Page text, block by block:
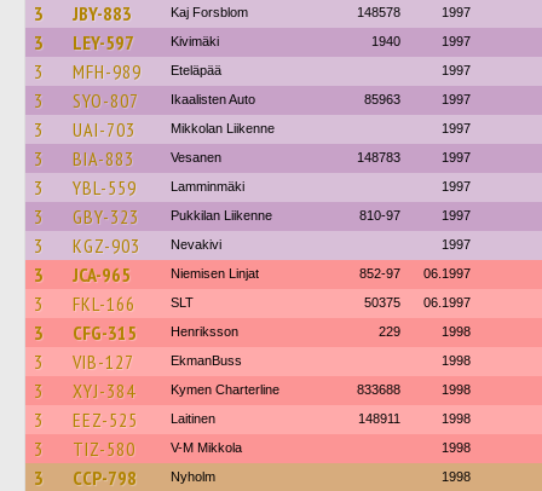
3 JBY-883 Kaj Forsblom 148578 1997
3 LEY-597 Kivimäki 1940 1997
3 MFH-989 Eteläpää 1997
3 SYO-807 Ikaalisten Auto 85963 1997
3 UAI-703 Mikkolan Liikenne 1997
3 BIA-883 Vesanen 148783 1997
3 YBL-559 Lamminmäki 1997
3 GBY-323 Pukkilan Liikenne 810-97 1997
3 KGZ-903 Nevakivi 1997
3 JCA-965 Niemisen Linjat 852-97 06.1997
3 FKL-166 SLT 50375 06.1997
3 CFG-315 Henriksson 229 1998
3 VIB-127 EkmanBuss 1998
3 XYJ-384 Kymen Charterline 833688 1998
3 EEZ-525 Laitinen 148911 1998
3 TIZ-580 V-M Mikkola 1998
3 CCP-798 Nyholm 1998